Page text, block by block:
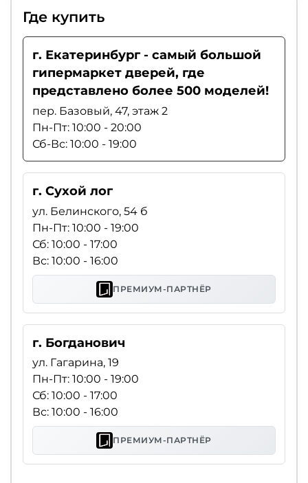
Где купить
г. Екатеринбург - самый большой
гипермаркет дверей, где
представлено более 500 моделей!
пер. Базовый, 47, этаж 2
Пн-Пт: 10:00 - 20:00
Сб-Вс: 10:00 - 19:00
г. Сухой лог
ул. Белинского, 54 б
Пн-Пт: 10:00 - 19:00
Сб: 10:00 - 17:00
Вс: 10:00 - 16:00
ПРЕМИУМ-ПАРТНЁР
г. Богданович
ул. Гагарина, 19
Пн-Пт: 10:00 - 19:00
Сб: 10:00 - 17:00
Вс: 10:00 - 16:00
ПРЕМИУМ-ПАРТНЁР